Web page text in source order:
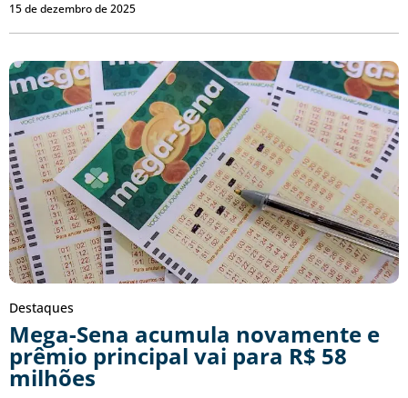
15 de dezembro de 2025
Destaques
Mega-Sena acumula novamente e
prêmio principal vai para R$ 58
milhões